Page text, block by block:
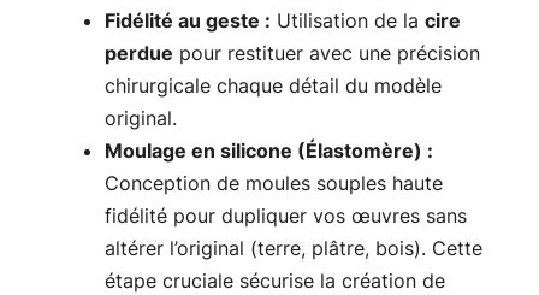
Fidélité au geste : Utilisation de la cire
perdue pour restituer avec une précision
chirurgicale chaque détail du modèle
original.
Moulage en silicone (Élastomère) :
Conception de moules souples haute
fidélité pour dupliquer vos œuvres sans
altérer l’original (terre, plâtre, bois). Cette
étape cruciale sécurise la création de